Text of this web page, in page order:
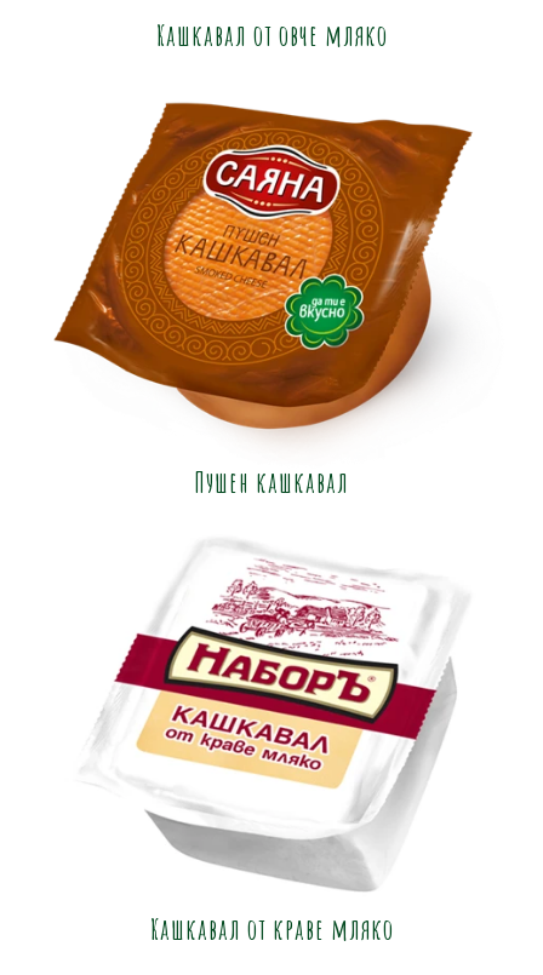
Кашкавал от овче мляко
Пушен кашкавал
Кашкавал от краве мляко